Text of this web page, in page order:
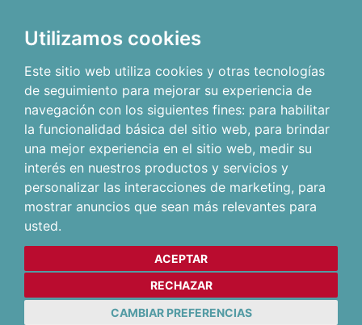
Utilizamos cookies
Este sitio web utiliza cookies y otras tecnologías
de seguimiento para mejorar su experiencia de
navegación con los siguientes fines: para habilitar
la funcionalidad básica del sitio web, para brindar
una mejor experiencia en el sitio web, medir su
interés en nuestros productos y servicios y
personalizar las interacciones de marketing, para
mostrar anuncios que sean más relevantes para
usted.
ACEPTAR
RECHAZAR
CAMBIAR PREFERENCIAS